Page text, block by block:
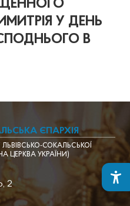
У ДЕНЬ
В
ЄПАРХІЯ
СОКАЛЬСЬКОЇ
ЦЕРКВА УКРАЇНИ)
2